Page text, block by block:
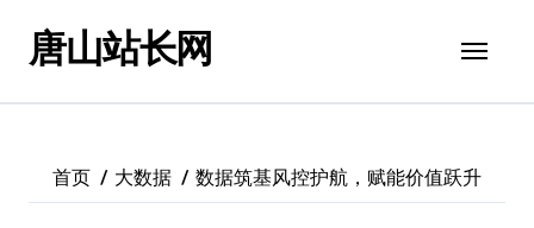
唐山站长网
首页 大数据 数据筑基风控护航，赋能价值跃升